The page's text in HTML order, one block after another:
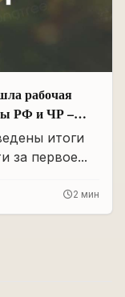
рабочая
РФ и ЧР –
«Поисковое
с
итоги
за первое...
2 мин